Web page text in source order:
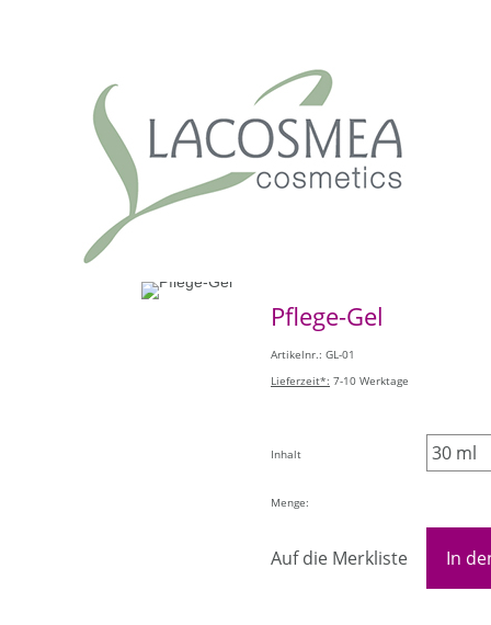
Pflege-Gel
Artikelnr.: GL-01
Lieferzeit*: 7-10 Werktage
Inhalt
Menge:
Auf die Merkliste In